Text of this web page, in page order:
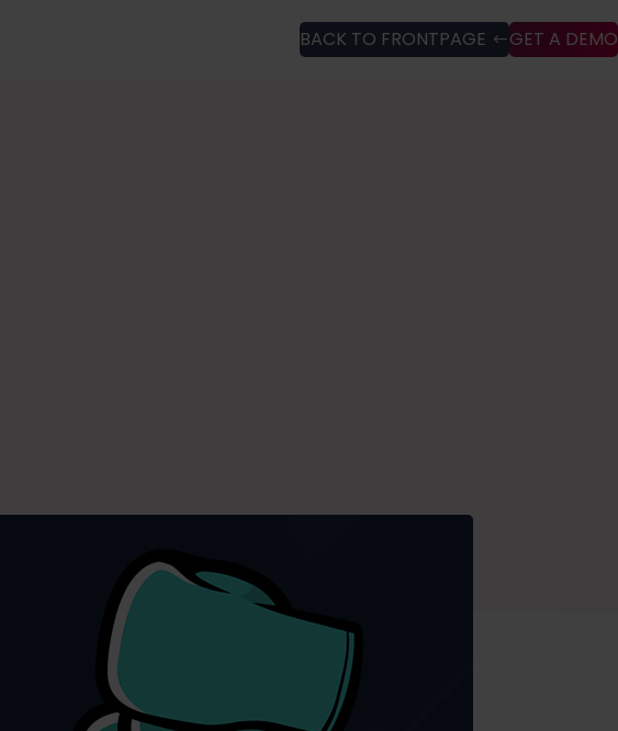
BACK TO FRONTPAGE GET A DEMO